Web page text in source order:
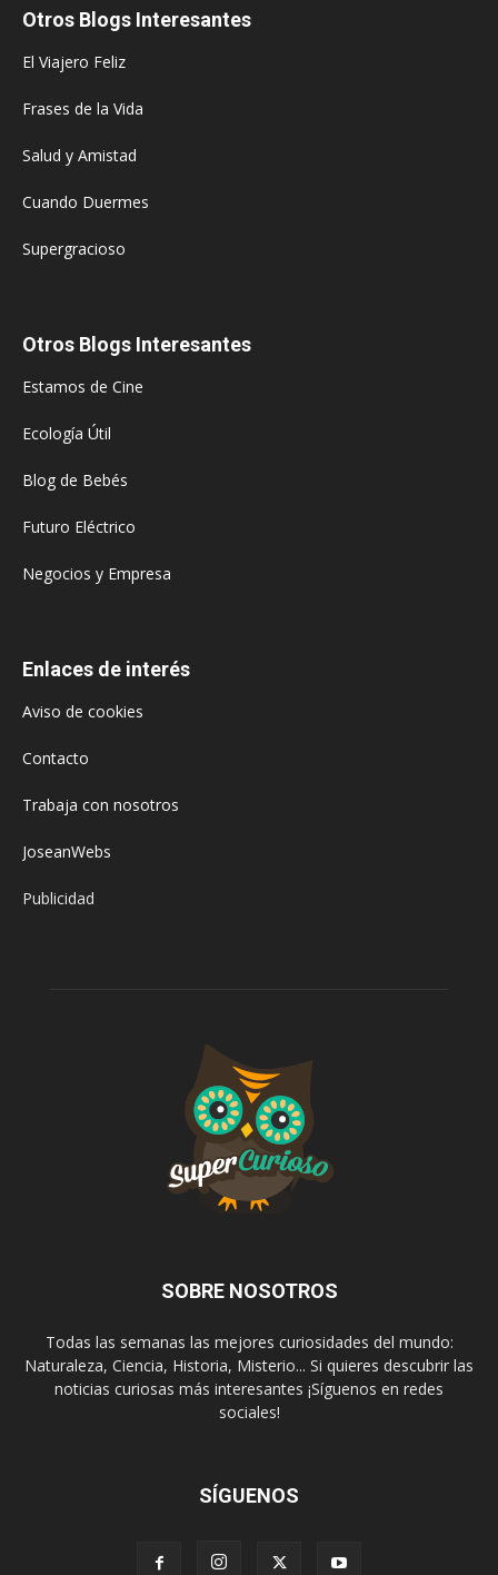
Otros Blogs Interesantes
El Viajero Feliz
Frases de la Vida
Salud y Amistad
Cuando Duermes
Supergracioso
Otros Blogs Interesantes
Estamos de Cine
Ecología Útil
Blog de Bebés
Futuro Eléctrico
Negocios y Empresa
Enlaces de interés
Aviso de cookies
Contacto
Trabaja con nosotros
JoseanWebs
Publicidad
SOBRE NOSOTROS
Todas las semanas las mejores curiosidades del mundo:
Naturaleza, Ciencia, Historia, Misterio... Si quieres descubrir las
noticias curiosas más interesantes ¡Síguenos en redes
sociales!
SÍGUENOS